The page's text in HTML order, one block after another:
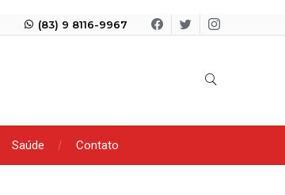
(83) 9 8116-9967
Saúde Contato